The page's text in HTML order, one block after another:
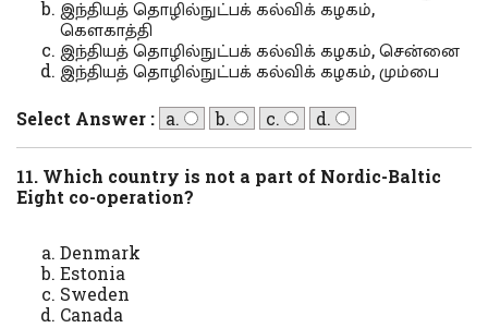
இந்தியத் தொழில்நுட்பக் கல்விக் கழகம்,
கௌகாத்தி
இந்தியத் தொழில்நுட்பக் கல்விக் கழகம், சென்னை
இந்தியத் தொழில்நுட்பக் கல்விக் கழகம், மும்பை
Select Answer : a. b. c. d.
11. Which country is not a part of Nordic-Baltic
Eight co-operation?
Denmark
Estonia
Sweden
Canada